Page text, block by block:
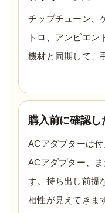
チップチューン、
トロ、アンビエン
機材と同期して、
購入前に確認し
ACアダプターは
ACアダプター、
す。持ち出し前提
相性が見えてきま